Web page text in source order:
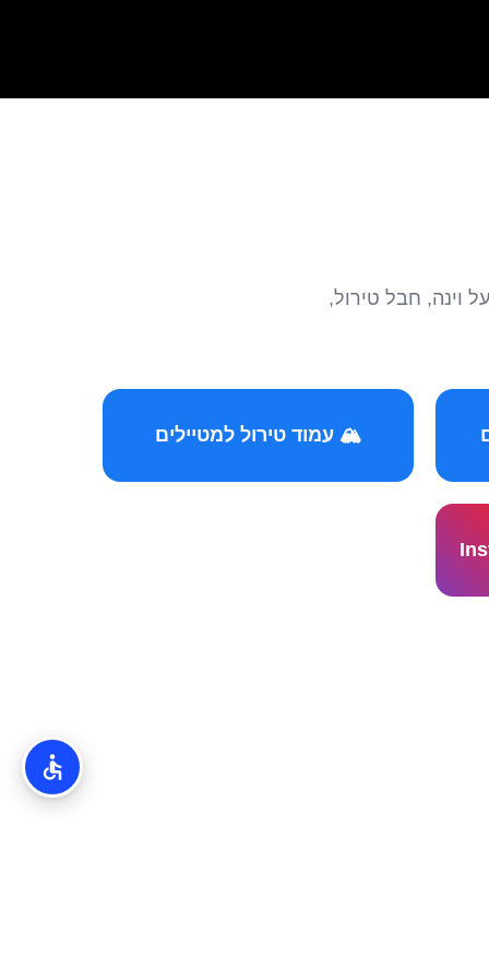
וינה, חבל טירול,
🏔️ עמוד טירול למטיילים